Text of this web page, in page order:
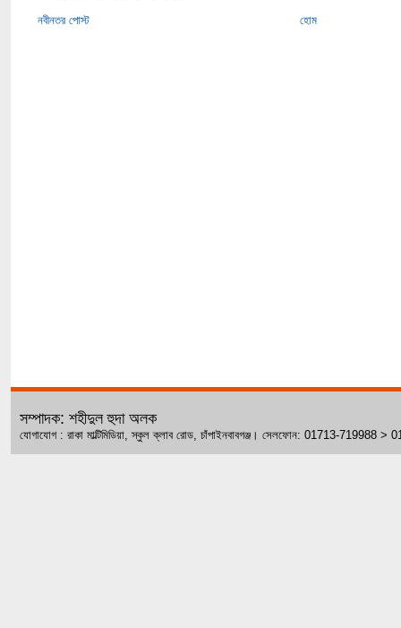
নবীনতর পোস্ট হোম
সম্পাদক: শহীদুল হুদা অলক
যোগাযোগ : রাকা মাল্টিমিডিয়া, স্কুল ক্লাব রোড, চাঁপাইনবাবগঞ্জ। সেলফোন: 01713-